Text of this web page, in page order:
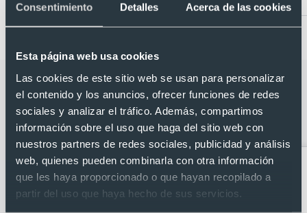
Consentimiento Detalles Acerca de las cookies
Esta página web usa cookies
Las cookies de este sitio web se usan para personalizar
el contenido y los anuncios, ofrecer funciones de redes
sociales y analizar el tráfico. Además, compartimos
información sobre el uso que haga del sitio web con
nuestros partners de redes sociales, publicidad y análisis
web, quienes pueden combinarla con otra información
que les haya proporcionado o que hayan recopilado a
partir del uso que haya hecho de sus servicios.
Categorías relacionadas con Bolsa
ecológica personalizada de algodón
orgánico 140 g/m2 38 x 42 x 8 cm